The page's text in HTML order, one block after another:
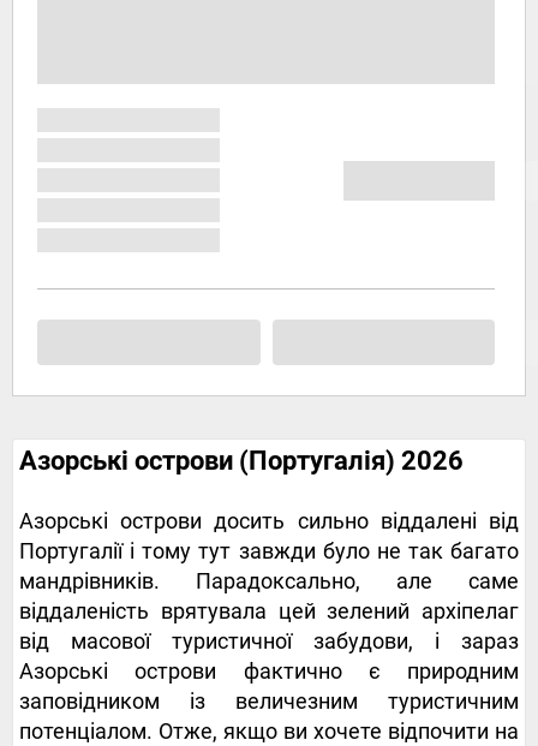
Азорські острови (Португалія) 2026
Азорські острови досить сильно віддалені від
Португалії і тому тут завжди було не так багато
мандрівників. Парадоксально, але саме
віддаленість врятувала цей зелений архіпелаг
від масової туристичної забудови, і зараз
Азорські острови фактично є природним
заповідником із величезним туристичним
потенціалом. Отже, якщо ви хочете відпочити на